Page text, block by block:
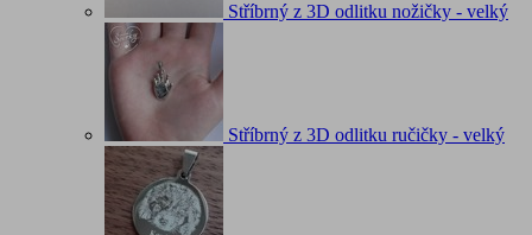
Stříbrný z 3D odlitku nožičky - velký
Stříbrný z 3D odlitku ručičky - velký